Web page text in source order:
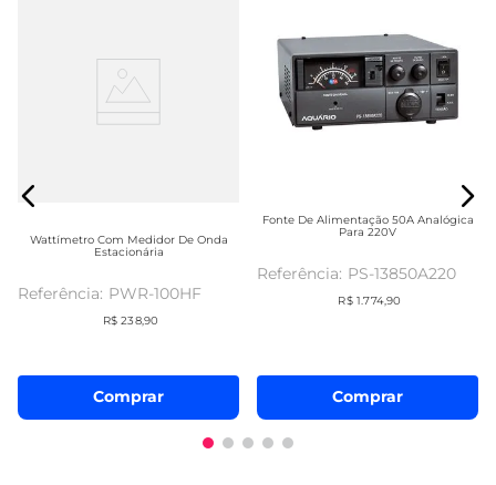
Wattímetro Com Medidor De Onda
Estacionária
PWR-100HF
R$ 238,90
Comprar
Fonte De Alimentação 50A Analógica
Para 220V
PS-13850A220
R$ 1.774,90
Comprar